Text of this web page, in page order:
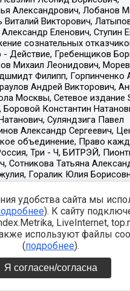
удобства сайта мы
). К сайту
LiveInternet,
используют файлы
(подробнее).
Я согласен/согласна